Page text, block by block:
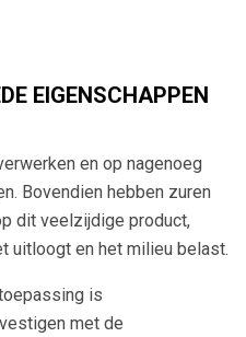
EIGENSCHAPPEN
en op nagenoeg
Bovendien hebben zuren
dit veelzijdige product,
uitloogt en het milieu belast.
is
met de